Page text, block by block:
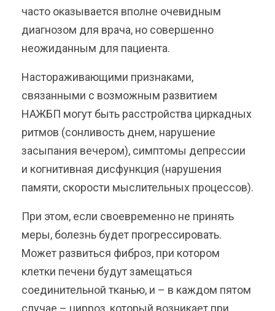
часто оказывается вполне очевидным
диагнозом для врача, но совершенно
неожиданным для пациента.
Настораживающими признаками,
связанными с возможным развитием
НАЖБП могут быть расстройства циркадных
ритмов (сонливость днем, нарушение
засыпания вечером), симптомы депрессии
и когнитивная дисфункция (нарушения
памяти, скорости мыслительных процессов).
При этом, если своевременно не принять
меры, болезнь будет прогрессировать.
Может развиться фиброз, при котором
клетки печени будут замещаться
соединительной тканью, и – в каждом пятом
случае – цирроз, который возникает при